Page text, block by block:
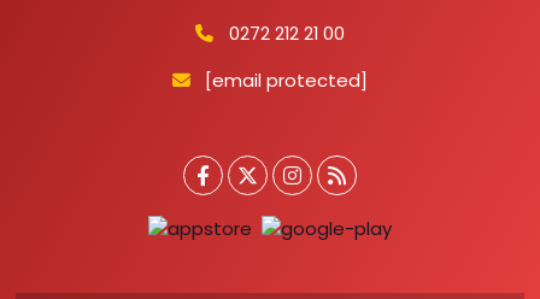
0272 212 21 00
[email protected]